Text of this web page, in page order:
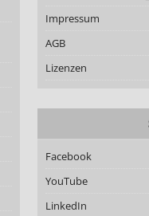
Impressum
AGB
Lizenzen
Facebook
YouTube
LinkedIn